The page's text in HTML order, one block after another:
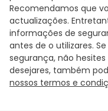
Recomendamos que
actualizações.
informações de
antes de o utilizares.
segurança, não
desejares, também
nossos termos e